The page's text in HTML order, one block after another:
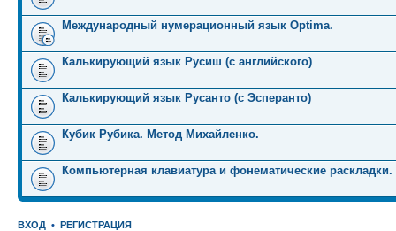
Международный нумерационный язык Optima.
Калькирующий язык Русиш (с английского)
Калькирующий язык Русанто (с Эсперанто)
Кубик Рубика. Метод Михайленко.
Компьютерная клавиатура и фонематические раскладки.
ВХОД • РЕГИСТРАЦИЯ